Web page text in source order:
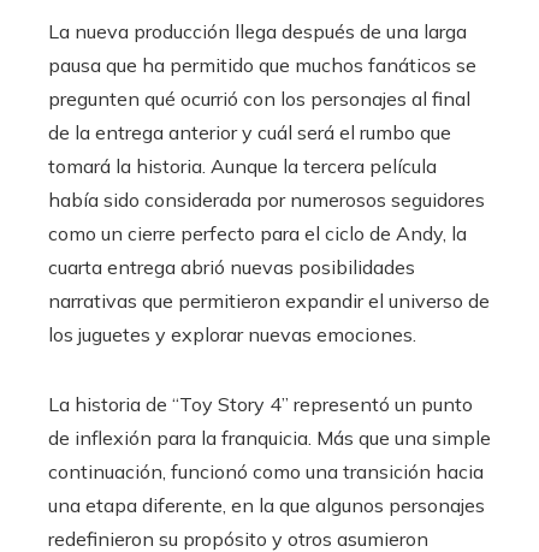
La nueva producción llega después de una larga
pausa que ha permitido que muchos fanáticos se
pregunten qué ocurrió con los personajes al final
de la entrega anterior y cuál será el rumbo que
tomará la historia. Aunque la tercera película
había sido considerada por numerosos seguidores
como un cierre perfecto para el ciclo de Andy, la
cuarta entrega abrió nuevas posibilidades
narrativas que permitieron expandir el universo de
los juguetes y explorar nuevas emociones.
La historia de “Toy Story 4” representó un punto
de inflexión para la franquicia. Más que una simple
continuación, funcionó como una transición hacia
una etapa diferente, en la que algunos personajes
redefinieron su propósito y otros asumieron